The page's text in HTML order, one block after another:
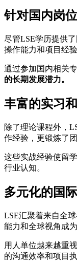
针对国内岗
尽管LSE学历提供
操作能力和项目经
通过参加国内相关
的长期发展潜力。
丰富的实习
除了理论课程外，
作经验，更锻炼了
这些实战经验使留
行业认知。
多元化的国
LSE汇聚着来自全
能力和全球视角成
用人单位越来越重
的沟通效率和项目执